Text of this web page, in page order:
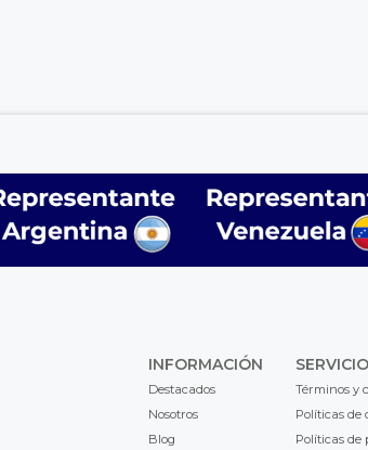
INFORMACIÓN
Destacados
Nosotros
Blog
Términos y
Políticas de
Políticas de